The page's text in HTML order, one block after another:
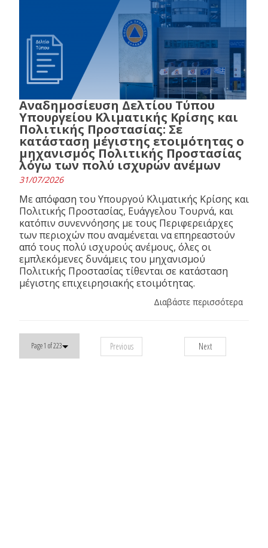
Αναδημοσίευση Δελτίου Τύπου
Υπουργείου Κλιματικής Κρίσης και
Πολιτικής Προστασίας: Σε
κατάσταση μέγιστης ετοιμότητας ο
μηχανισμός Πολιτικής Προστασίας
λόγω των πολύ ισχυρών ανέμων
31/07/2026
Με απόφαση του Υπουργού Κλιματικής Κρίσης και
Πολιτικής Προστασίας, Ευάγγελου Τουρνά, και
κατόπιν συνεννόησης με τους Περιφερειάρχες
των περιοχών που αναμένεται να επηρεαστούν
από τους πολύ ισχυρούς ανέμους, όλες οι
εμπλεκόμενες δυνάμεις του μηχανισμού
Πολιτικής Προστασίας τίθενται σε κατάσταση
μέγιστης επιχειρησιακής ετοιμότητας.
Διαβάστε περισσότερα
Page 1 of 223 Previous Next